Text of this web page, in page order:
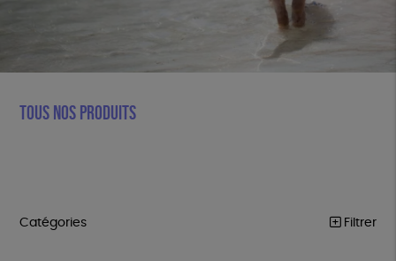
Tous nos produits
Catégories Filtrer